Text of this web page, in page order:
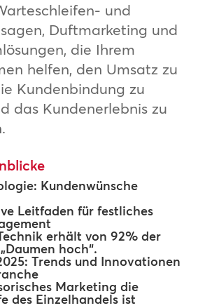
und
Duftmarketing und
die Ihrem
helfen, den Umsatz zu
Kundenbindung zu
das Kundenerlebnis zu
Kundenwünsche
Leitfaden für festliches
erhält von 92% der
hoch“.
Trends und Innovationen
Marketing die
des Einzelhandels ist